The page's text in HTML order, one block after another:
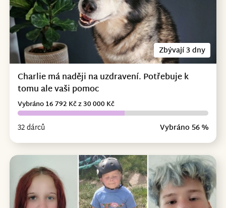
Zbývají 3 dny
Charlie má naději na uzdravení. Potřebuje k
tomu ale vaši pomoc
32 dárců Vybráno 56 %
Vybráno 16 792 Kč z 30 000 Kč